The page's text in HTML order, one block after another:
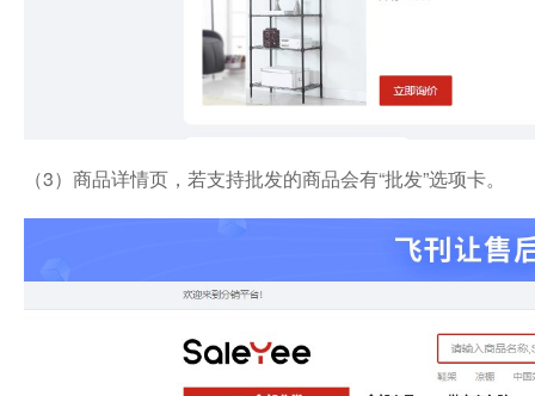
（3）商品详情页，若支持批发的商品会有“批发”选项卡。